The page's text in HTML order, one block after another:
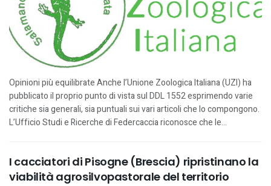
Opinioni più equilibrate Anche l’Unione Zoologica Italiana (UZI) ha
pubblicato il proprio punto di vista sul DDL 1552 esprimendo varie
critiche sia generali, sia puntuali sui vari articoli che lo compongono.
L’Ufficio Studi e Ricerche di Federcaccia riconosce che le...
I cacciatori di Pisogne (Brescia) ripristinano la
viabilità agrosilvopastorale del territorio